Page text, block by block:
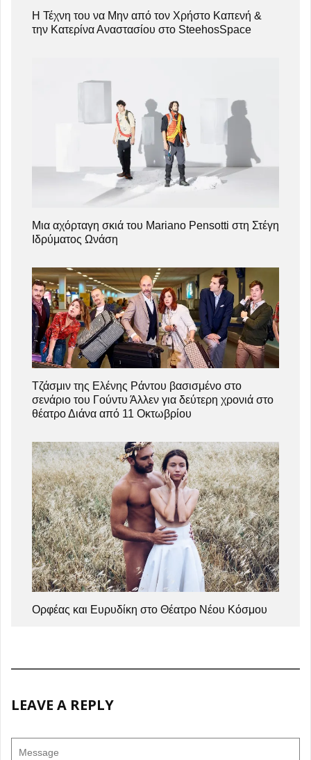
Η Τέχνη του να Μην από τον Χρήστο Καπενή &
την Κατερίνα Αναστασίου στο SteehosSpace
Μια αχόρταγη σκιά του Mariano Pensotti στη Στέγη
Ιδρύματος Ωνάση
Τζάσμιν της Ελένης Ράντου βασισμένο στο
σενάριο του Γούντυ Άλλεν για δεύτερη χρονιά στο
θέατρο Διάνα από 11 Οκτωβρίου
Ορφέας και Ευρυδίκη στο Θέατρο Νέου Κόσμου
LEAVE A REPLY